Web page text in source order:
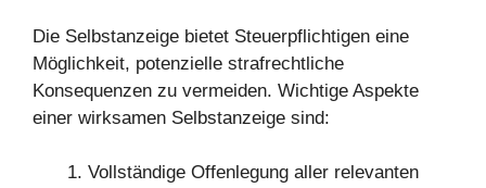
Die Selbstanzeige bietet Steuerpflichtigen eine
Möglichkeit, potenzielle strafrechtliche
Konsequenzen zu vermeiden. Wichtige Aspekte
einer wirksamen Selbstanzeige sind:
Vollständige Offenlegung aller relevanten